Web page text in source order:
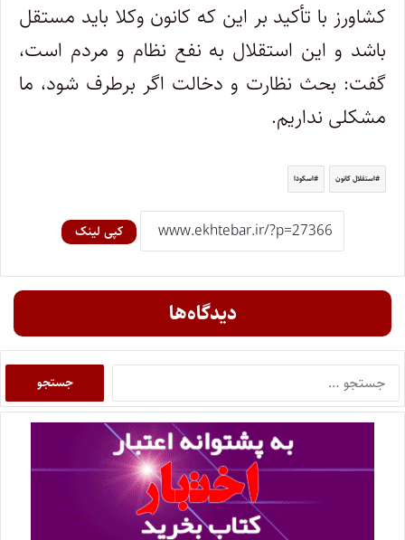
کشاورز با تأکید بر این که کانون وکلا باید مستقل
باشد و این استقلال به نفع نظام و مردم است،
گفت: بحث نظارت و دخالت اگر برطرف شود، ما
مشکلی نداریم.
استقلال کانون اسکودا
کپی لینک
دیدگاه‌ها